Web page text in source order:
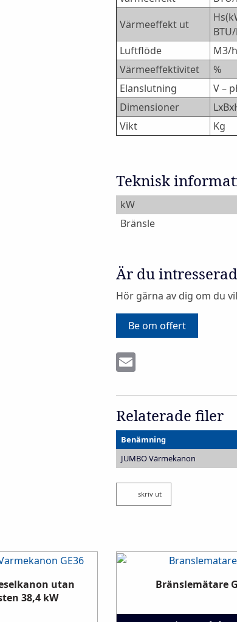
Värmeeffekt ut
Luftflöde
M3/h
Värmeeffektivitet
%
Elanslutning
V –
Dimensioner
Vikt
Kg
Teknisk
kW
Bränsle
Är du
Hör gärna av dig om du
Be om offert
Relaterade filer
Benämning
JUMBO Värmekanon
skriv ut
utan
38,4 kW
Bränslemätare